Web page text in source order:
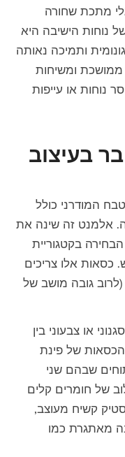
מתכת שחורה
נוחות הישיבה היא
ותמיכה נאותה
ומשיחות
נוחות או עייפות
בעיצוב
המודרני כולל
אלמנט זה שינה את
בקטגוריית
כסאות אלו צריכים
גובה מושב של
או צבעוני בין
של פינת
שבהם שני
של חומרים קלים
קשיח מעוצב,
מאתגרת כמו